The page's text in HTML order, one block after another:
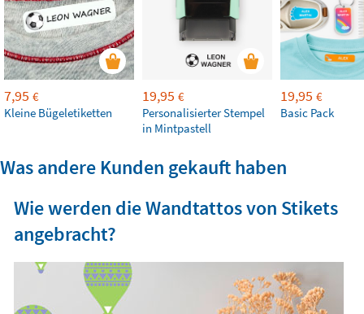
7,95 €
Kleine Bügeletiketten
19,95 €
Personalisierter Stempel
in Mintpastell
19,95 €
Basic Pack
Was andere Kunden gekauft haben
Wie werden die Wandtattos von Stikets
angebracht?